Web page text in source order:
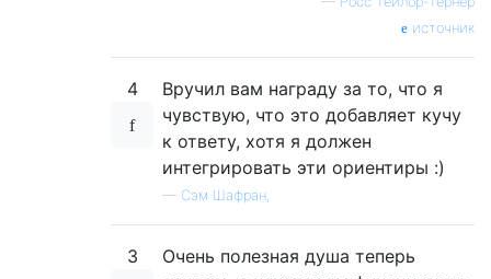
// matrix to vector indices
srcCanvasData
            idxS10
= (ix1 + srcCanvasData
            idxS01
= (ix0 + srcCanvasData
            idxS11
( ix1 + srcCanvasData
// overall coordinates to unit
            dx
= ixv - ix0;
            dy
= iyv - iy0;
// I let the r, g, b, a on
            r
= inner(srcCanvasData.data[
            destCanvasData
источник
4
Вручил вам награду за то, что я
чувствую, что это добавляет кучу
к ответу, хотя я должен
интегрировать эти ориентиры :)
— Сэм Шафран,
3
Очень полезная душа теперь